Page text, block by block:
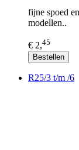
fijne spoed
modellen..
€ 2,45
Bestellen
R25/3 t/m /6